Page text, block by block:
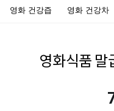
영화 건강즙 영화 건강차
영화식품 말